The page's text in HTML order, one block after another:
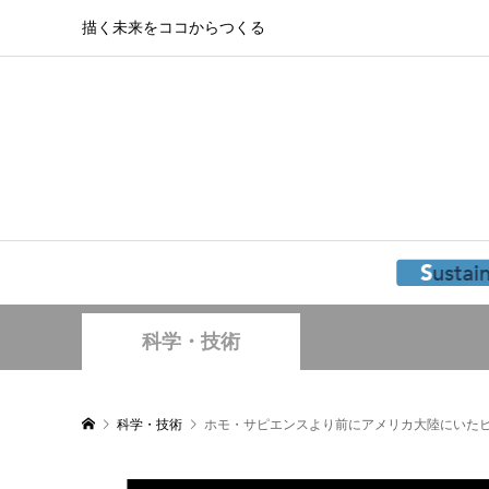
描く未来をココからつくる
科学・技術
科学・技術 ホモ・サピエンスより前にアメリカ大陸にいた